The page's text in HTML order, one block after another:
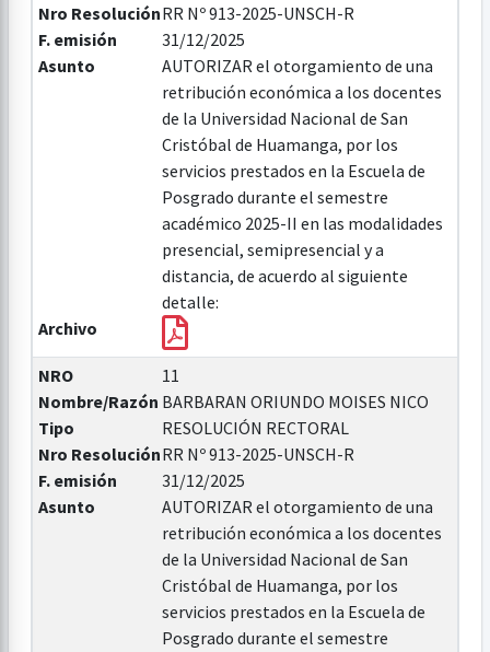
Nro ResoluciónRR Nº 913-2025-UNSCH-R
F. emisión
31/12/2025
Asunto
AUTORIZAR el otorgamiento de una
retribución económica a los docentes
de la Universidad Nacional de San
Cristóbal de Huamanga, por los
servicios prestados en la Escuela de
Posgrado durante el semestre
académico 2025-II en las modalidades
presencial, semipresencial y a
distancia, de acuerdo al siguiente
detalle:
Archivo
NRO
11
Nombre/Razón BARBARAN ORIUNDO MOISES NICO
Tipo
RESOLUCIÓN RECTORAL
Nro ResoluciónRR Nº 913-2025-UNSCH-R
F. emisión
31/12/2025
Asunto
AUTORIZAR el otorgamiento de una
retribución económica a los docentes
de la Universidad Nacional de San
Cristóbal de Huamanga, por los
servicios prestados en la Escuela de
Posgrado durante el semestre